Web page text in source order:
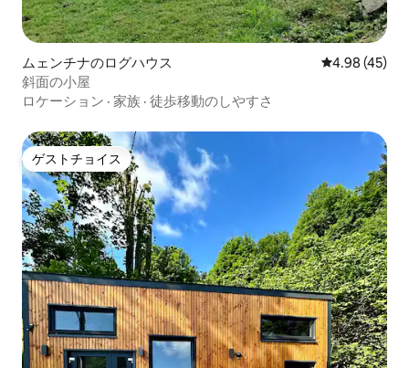
ムェンチナのログハウス レビュー45
4.98 (45)
斜面の小屋
ロケーション · 家族 · 徒歩移動のしやすさ
ゲストチョイス
ゲストチョイス